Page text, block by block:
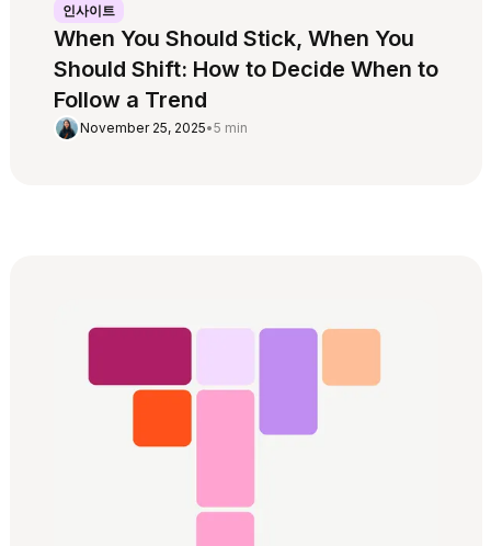
인사이트
When You Should Stick, When You
Should Shift: How to Decide When to
Follow a Trend
November 25, 2025•5 min